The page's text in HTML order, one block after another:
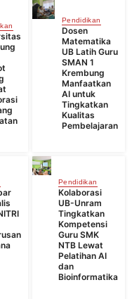
Pendidikan
Dosen
Matematika
UB Latih Guru
SMAN 1
Krembung
Manfaatkan
AI untuk
Tingkatkan
Kualitas
Pembelajaran
Pendidikan
Kolaborasi
UB-Unram
Tingkatkan
Kompetensi
Guru SMK
NTB Lewat
Pelatihan AI
dan
Bioinformatika